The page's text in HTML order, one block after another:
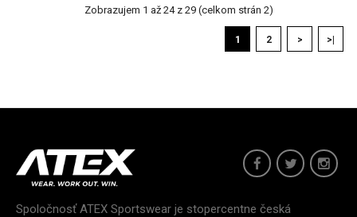
Triatlonová kombinéza WOHLMACHINE ELITETriatlonová
kombinéza WOHLMACHINE ELITE je součástí kolekce W..
Zobrazujem 1 až 24 z 29 (celkom strán 2)
1 2 > >|
Spoločnosť ATEX Sportswear je stopercentne česká